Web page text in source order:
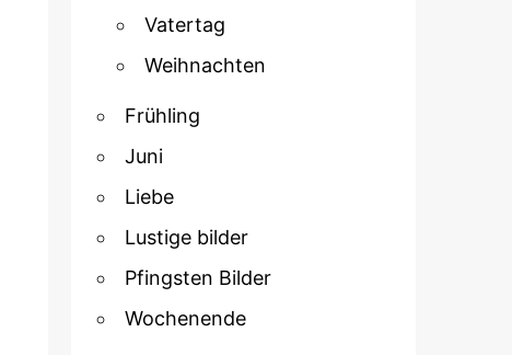
Vatertag
Weihnachten
Frühling
Juni
Liebe
Lustige bilder
Pfingsten Bilder
Wochenende